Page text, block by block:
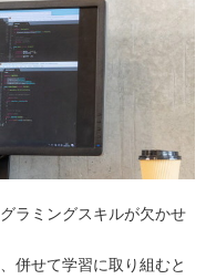
ラミングスキルが欠かせ
併せて学習に取り組むと